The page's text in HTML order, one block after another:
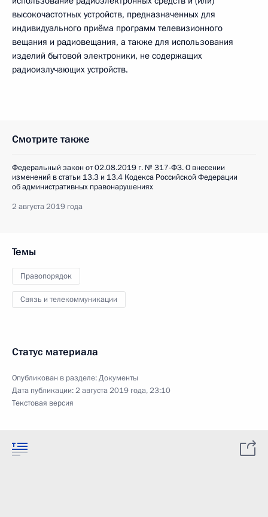
высокочастотных устройств, предназначенных для
индивидуального приёма программ телевизионного
вещания и радиовещания, а также для использования
изделий бытовой электроники, не содержащих
радиоизлучающих устройств.
Смотрите также
Федеральный закон от 02.08.2019 г. № 317-ФЗ. О внесении
изменений в статьи 13.3 и 13.4 Кодекса Российской Федерации
об административных правонарушениях
2 августа 2019 года
Темы
Правопорядок
Связь и телекоммуникации
Статус материала
Опубликован в разделе:Документы
Дата публикации:2 августа 2019 года, 23:10
Текстовая версия